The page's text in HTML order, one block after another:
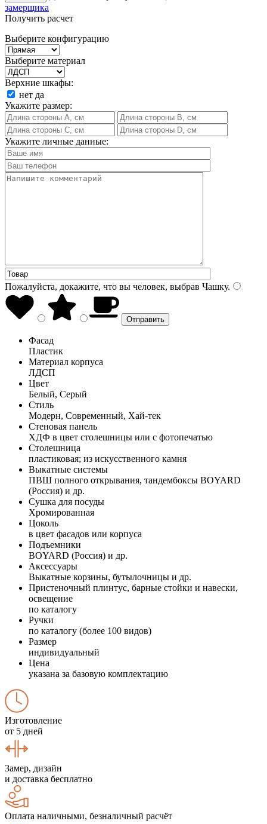
замерщика
Получить расчет
Выберите конфигурацию
Выберите материал
Верхние шкафы:
нет да
Укажите размер:
Укажите личные данные:
Пожалуйста, докажите, что вы человек, выбрав Чашку.
Фасад
Пластик
Материал корпуса
ЛДСП
Цвет
Белый, Серый
Стиль
Модерн, Современный, Хай-тек
Стеновая панель
ХДФ в цвет столешницы или с фотопечатью
Столешница
пластиковая; из искусственного камня
Выкатные системы
ПВШ полного открывания, тандембоксы BOYARD
(Россия) и др.
Сушка для посуды
Хромированная
Цоколь
в цвет фасадов или корпуса
Подъемники
BOYARD (Россия) и др.
Аксессуары
Выкатные корзины, бутылочницы и др.
Пристеночный плинтус, барные стойки и навески,
освещение
по каталогу
Ручки
по каталогу (более 100 видов)
Размер
индивидуальный
Цена
указана за базовую комплектацию
Изготовление
от 5 дней
Замер, дизайн
и доставка бесплатно
Оплата наличными, безналичный расчёт